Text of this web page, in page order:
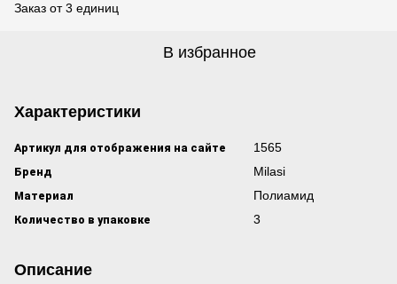
Заказ от 3 единиц
В избранное
Характеристики
Артикул для отображения на сайте 1565
Бренд Milasi
Материал Полиамид
Количество в упаковке 3
Описание